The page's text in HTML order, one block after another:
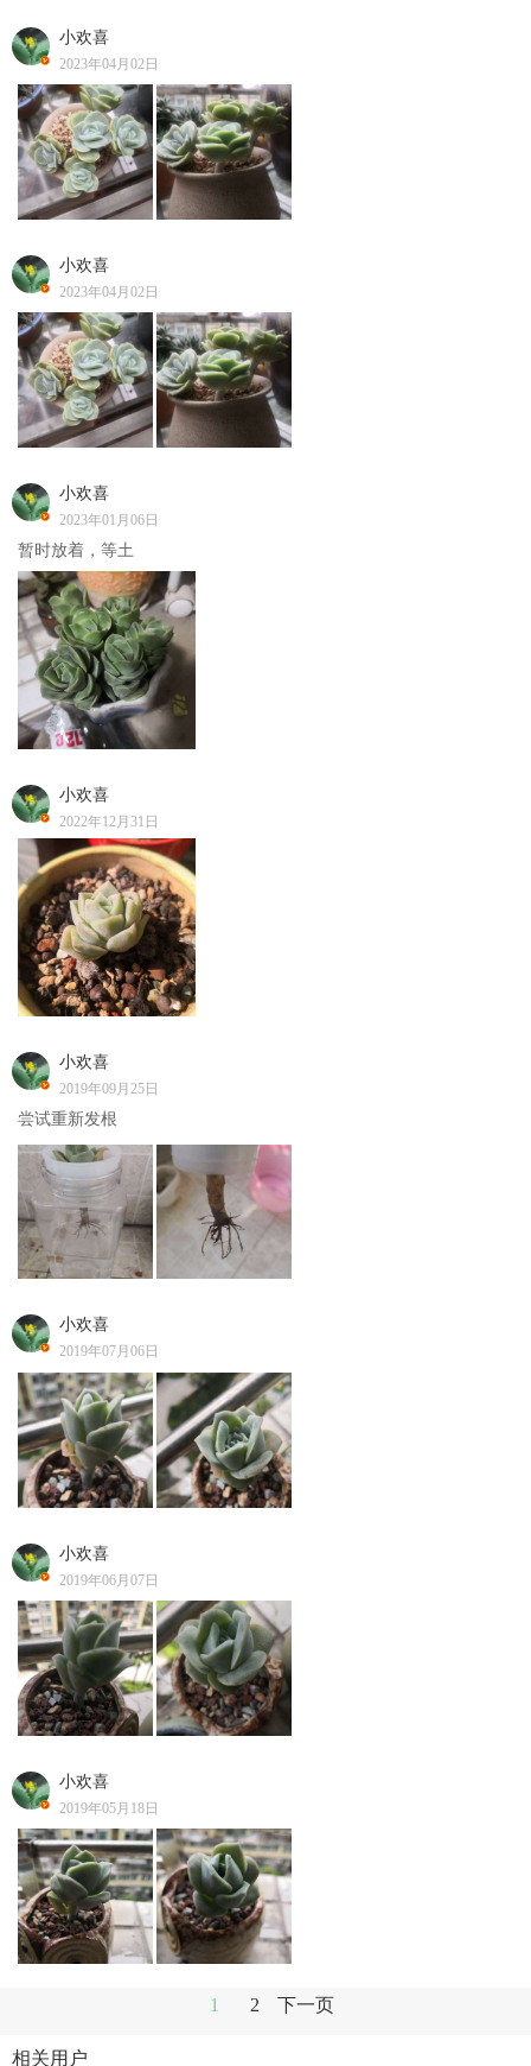
小欢喜
2023年04月02日
小欢喜
2023年04月02日
小欢喜
2023年01月06日
暂时放着，等土
小欢喜
2022年12月31日
小欢喜
2019年09月25日
尝试重新发根
小欢喜
2019年07月06日
小欢喜
2019年06月07日
小欢喜
2019年05月18日
1 2 下一页
相关用户